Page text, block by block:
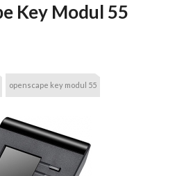
Key Modul 55
openscape key modul 55